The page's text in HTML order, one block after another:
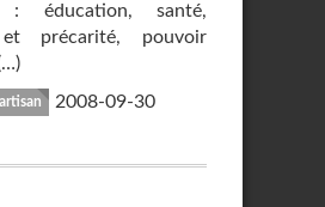
: éducation, santé,
précarité, pouvoir
2008-09-30